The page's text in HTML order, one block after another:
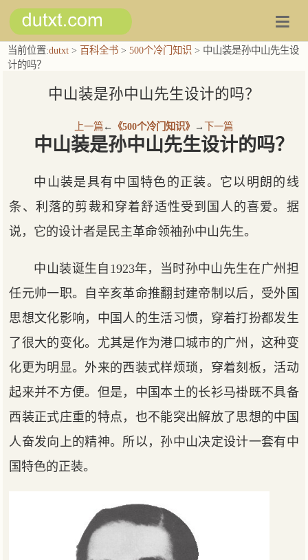
当前位置:dutxt > 百科全书 >500个冷门知识 > 中山装是孙中山先生设
计的吗？
中山装是孙中山先生设计的吗？
上一篇 ← 《500个冷门知识》 → 下一篇
中山装是孙中山先生设计的吗？
中山装是具有中国特色的正装。它以明朗的线
条、利落的剪裁和穿着舒适性受到国人的喜爱。据
说，它的设计者是民主革命领袖孙中山先生。
中山装诞生自1923年，当时孙中山先生在广州担
任元帅一职。自辛亥革命推翻封建帝制以后，受外国
思想文化影响，中国人的生活习惯，穿着打扮都发生
了很大的变化。尤其是作为港口城市的广州，这种变
化更为明显。外来的西装式样烦琐，穿着刻板，活动
起来并不方便。但是，中国本土的长衫马褂既不具备
西装正式庄重的特点，也不能突出解放了思想的中国
人奋发向上的精神。所以，孙中山决定设计一套有中
国特色的正装。